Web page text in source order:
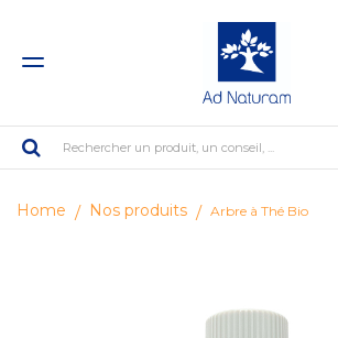
Rechercher un produit, un conseil, ...
Home Nos produits Arbre à Thé Bio